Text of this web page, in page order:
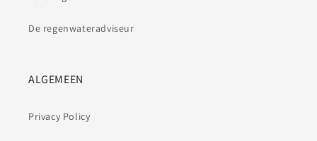
De regenwateradviseur
ALGEMEEN
Privacy Policy